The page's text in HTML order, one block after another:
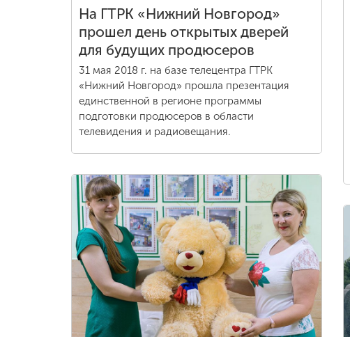
Студенческая
жизнь
Сведения об
образовательной
организации
Приемная
+7 (831) 262-26-20
На ГТРК «Нижний Новгород»
прошел день открытых дверей
для будущих продюсеров
31 мая 2018 г. на базе телецентра ГТРК
«Нижний Новгород» прошла презентация
единственной в регионе программы
подготовки продюсеров в области
телевидения и радиовещания.